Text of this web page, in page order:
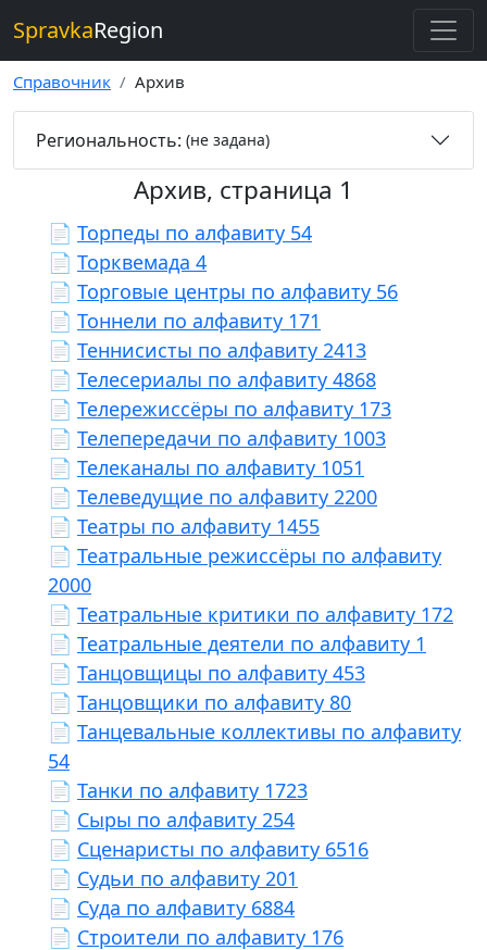
SpravkaRegion
Справочник Архив
Региональность: (не задана)
Архив, страница 1
📄 Торпеды по алфавиту 54
📄 Торквемада 4
📄 Торговые центры по алфавиту 56
📄 Тоннели по алфавиту 171
📄 Теннисисты по алфавиту 2413
📄 Телесериалы по алфавиту 4868
📄 Телережиссёры по алфавиту 173
📄 Телепередачи по алфавиту 1003
📄 Телеканалы по алфавиту 1051
📄 Телеведущие по алфавиту 2200
📄 Театры по алфавиту 1455
📄 Театральные режиссёры по алфавиту
2000
📄 Театральные критики по алфавиту 172
📄 Театральные деятели по алфавиту 1
📄 Танцовщицы по алфавиту 453
📄 Танцовщики по алфавиту 80
📄 Танцевальные коллективы по алфавиту
54
📄 Танки по алфавиту 1723
📄 Сыры по алфавиту 254
📄 Сценаристы по алфавиту 6516
📄 Судьи по алфавиту 201
📄 Суда по алфавиту 6884
📄 Строители по алфавиту 176